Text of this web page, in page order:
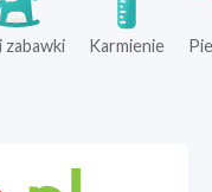
zabawki Karmienie